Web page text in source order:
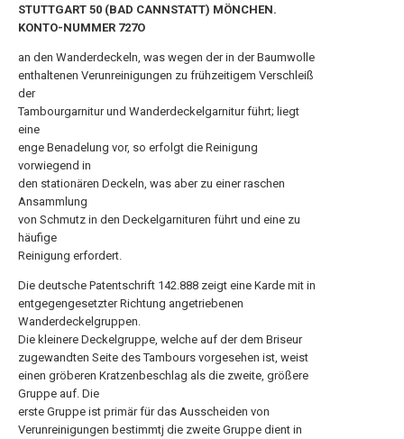
STUTTGART 50 (BAD CANNSTATT) MÖNCHEN.
KONTO-NUMMER 727Ο
an den Wanderdeckeln, was wegen der in der Baumwolle
enthaltenen Verunreinigungen zu frühzeitigem Verschleiß
der
Tambourgarnitur und Wanderdeckelgarnitur führt; liegt
eine
enge Benadelung vor, so erfolgt die Reinigung
vorwiegend in
den stationären Deckeln, was aber zu einer raschen
Ansammlung
von Schmutz in den Deckelgarnituren führt und eine zu
häufige
Reinigung erfordert.
Die deutsche Patentschrift 142.888 zeigt eine Karde mit in
entgegengesetzter Richtung angetriebenen
Wanderdeckelgruppen.
Die kleinere Deckelgruppe, welche auf der dem Briseur
zugewandten Seite des Tambours vorgesehen ist, weist
einen gröberen Kratzenbeschlag als die zweite, größere
Gruppe auf. Die
erste Gruppe ist primär für das Ausscheiden von
Verunreinigungen bestimmtj die zweite Gruppe dient in